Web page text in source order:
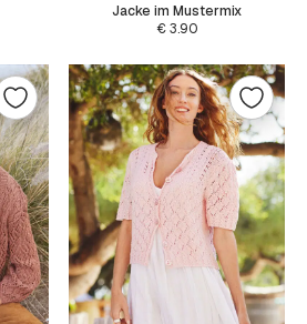
Jacke im Mustermix
€3.90